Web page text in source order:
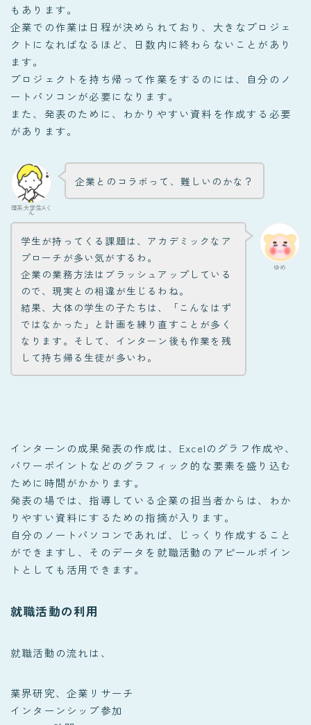
もあります。
企業での作業は日程が決められており、大きなプロジェ
クトになればなるほど、日数内に終わらないことがあり
ます。
プロジェクトを持ち帰って作業をするのには、自分のノ
ートパソコンが必要になります。
また、発表のために、わかりやすい資料を作成する必要
があります。
理系大学生Aく
ん
企業とのコラボって、難しいのかな？
ゆめ
学生が持ってくる課題は、アカデミックなア
プローチが多い気がするわ。
企業の業務方法はブラッシュアップしている
ので、現実との相違が生じるわね。
結果、大体の学生の子たちは、「こんなはず
ではなかった」と計画を練り直すことが多く
なります。そして、インターン後も作業を残
して持ち帰る生徒が多いわ。
インターンの成果発表の作成は、Excelのグラフ作成や、
パワーポイントなどのグラフィック的な要素を盛り込む
ために時間がかかります。
発表の場では、指導している企業の担当者からは、わか
りやすい資料にするための指摘が入ります。
自分のノートパソコンであれば、じっくり作成すること
ができますし、そのデータを就職活動のアピールポイン
トとしても活用できます。
就職活動の利用
就職活動の流れは、
業界研究、企業リサーチ
インターンシップ参加